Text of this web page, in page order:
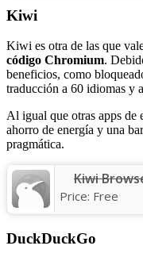
Kiwi
Kiwi es otra de las que
código Chromium.
beneficios, como
traducción a 60 idiomas y
Al igual que otras apps de
ahorro de energía y una
pragmática.
Kiwi
Price: Free
DuckDuckGo